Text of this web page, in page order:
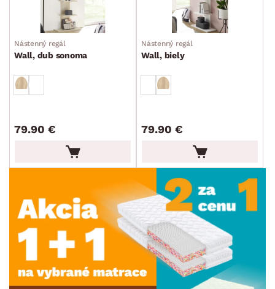
Nástenný regál
Wall, dub sonoma
79.90 €
Nástenný regál
Wall, biely
79.90 €